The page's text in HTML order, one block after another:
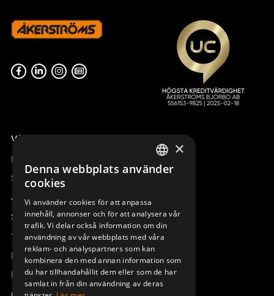
Våra radiostyrningar – översikt
Remotus
Sesam
Access_Ctrl
Support
Teknisk support
Boka service
Manualer och videoinstruktioner
SWEDISH
DEUTSCH
×
Denna webbplats använder
cookies
Vi använder cookies för att anpassa
innehåll, annonser och för att analysera vår
trafik. Vi delar också information om din
användning av vår webbplats med våra
reklam- och analyspartners som kan
kombinera den med annan information som
du har tillhandahållit dem eller som de har
samlat in från din användning av deras